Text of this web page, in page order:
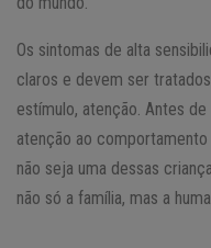
Os sintomas de alta
claros e devem ser
estímulo, atenção. Antes
atenção ao
não seja uma dessas
não só a família, mas a